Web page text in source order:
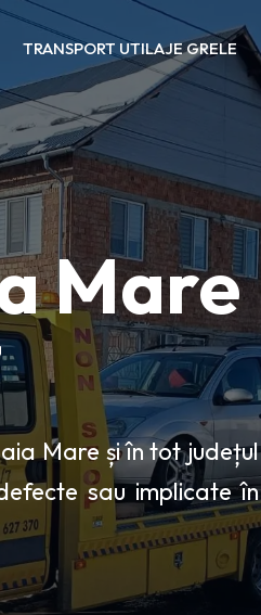
TRANSPORT UTILAJE GRELE
Mare
Mare și în tot județul
sau implicate în